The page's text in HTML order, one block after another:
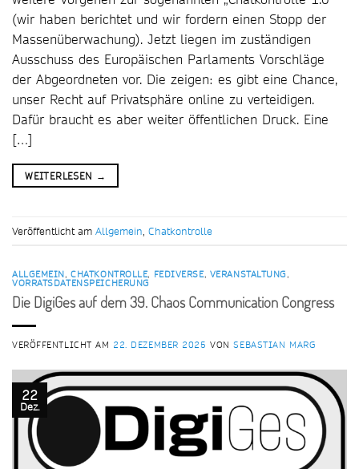
(wir haben berichtet und wir fordern einen Stopp der
Massenüberwachung). Jetzt liegen im zuständigen
Ausschuss des Europäischen Parlaments Vorschläge
der Abgeordneten vor. Die zeigen: es gibt eine Chance,
unser Recht auf Privatsphäre online zu verteidigen.
Dafür braucht es aber weiter öffentlichen Druck. Eine
[…]
WEITERLESEN →
Veröffentlicht am Allgemein, Chatkontrolle
ALLGEMEIN,CHATKONTROLLE, FEDIVERSE, VERANSTALTUNG,
VORRATSDATENSPEICHERUNG
Die DigiGes auf dem 39. Chaos Communication Congress
VERÖFFENTLICHT AM 22. DEZEMBER 2025 VONSEBASTIAN MARG
22
Dez.